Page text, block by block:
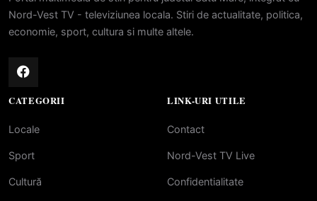
Nord-Vest TV - televiziunea locala. Stiri de actualitate, politica,
economie, sport, cultura si multe altele.
CATEGORII
Locale
Sport
Cultură
LINK-URI UTILE
Contact
Nord-Vest TV Live
Confidentialitate